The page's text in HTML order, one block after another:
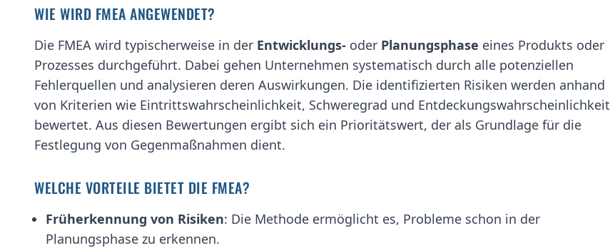
WIE WIRD FMEA ANGEWENDET?
Die FMEA wird typischerweise in der Entwicklungs- oder Planungsphase eines Produkts oder
Prozesses durchgeführt. Dabei gehen Unternehmen systematisch durch alle potenziellen
Fehlerquellen und analysieren deren Auswirkungen. Die identifizierten Risiken werden anhand
von Kriterien wie Eintrittswahrscheinlichkeit, Schweregrad und Entdeckungswahrscheinlichkeit
bewertet. Aus diesen Bewertungen ergibt sich ein Prioritätswert, der als Grundlage für die
Festlegung von Gegenmaßnahmen dient.
WELCHE VORTEILE BIETET DIE FMEA?
Früherkennung von Risiken: Die Methode ermöglicht es, Probleme schon in der
Planungsphase zu erkennen.